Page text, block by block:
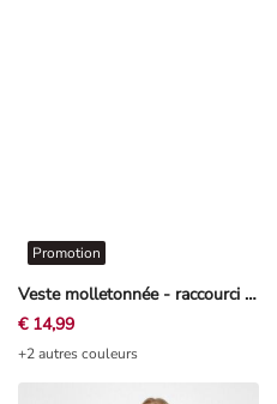
Veste molletonnée - raccourci - rouge foncé
Promotion
€ 14,99
+2 autres couleurs